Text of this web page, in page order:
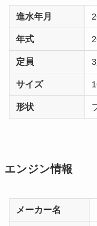
進水年月
年式
定員
サイズ
形状
エンジン情報
メーカー名